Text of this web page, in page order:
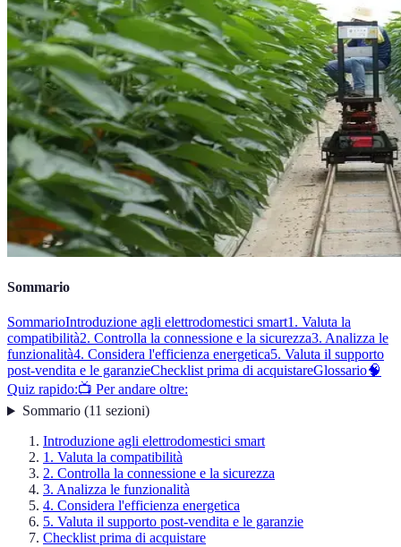
Sommario
SommarioIntroduzione agli elettrodomestici smart1. Valuta la
compatibilità2. Controlla la connessione e la sicurezza3. Analizza le
funzionalità4. Considera l'efficienza energetica5. Valuta il supporto
post-vendita e le garanzieChecklist prima di acquistareGlossario🧠
Quiz rapido:📺 Per andare oltre:
Sommario(11 sezioni)
Introduzione agli elettrodomestici smart
1. Valuta la compatibilità
2. Controlla la connessione e la sicurezza
3. Analizza le funzionalità
4. Considera l'efficienza energetica
5. Valuta il supporto post-vendita e le garanzie
Checklist prima di acquistare